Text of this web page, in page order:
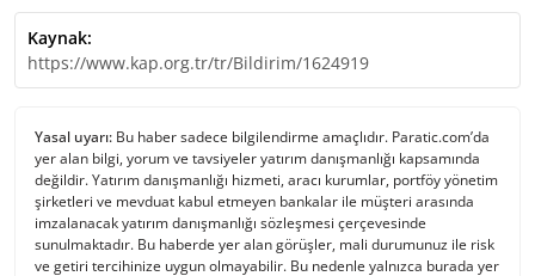
Kaynak:
https://www.kap.org.tr/tr/Bildirim/1624919
Yasal uyarı: Bu haber sadece bilgilendirme amaçlıdır. Paratic.com’da
yer alan bilgi, yorum ve tavsiyeler yatırım danışmanlığı kapsamında
değildir. Yatırım danışmanlığı hizmeti, aracı kurumlar, portföy yönetim
şirketleri ve mevduat kabul etmeyen bankalar ile müşteri arasında
imzalanacak yatırım danışmanlığı sözleşmesi çerçevesinde
sunulmaktadır. Bu haberde yer alan görüşler, mali durumunuz ile risk
ve getiri tercihinize uygun olmayabilir. Bu nedenle yalnızca burada yer